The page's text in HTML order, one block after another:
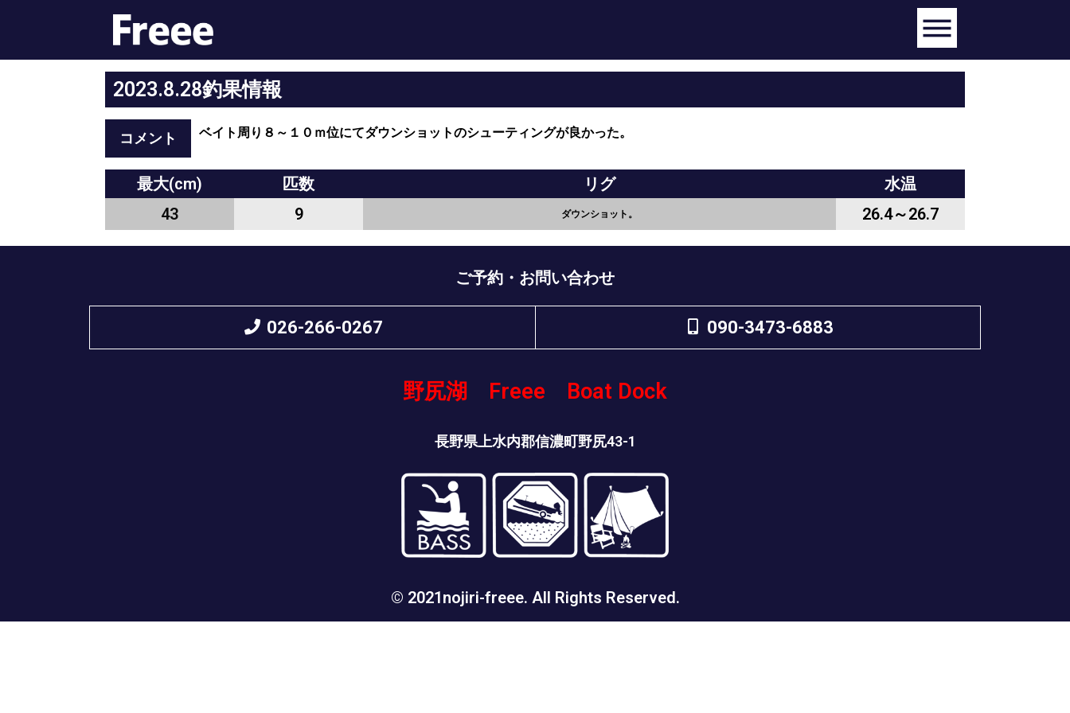
2023.8.28釣果情報
コメント ベイト周り８～１０ｍ位にてダウンショットのシューティングが良かった。
最大(cm)
43
匹数
9
リグ
ダウンショット。
水温
26.4～26.7
ご予約・お問い合わせ
026-266-0267 090-3473-6883
野尻湖 Freee Boat Dock
長野県上水内郡信濃町野尻43-1
© 2021nojiri-freee. All Rights Reserved.